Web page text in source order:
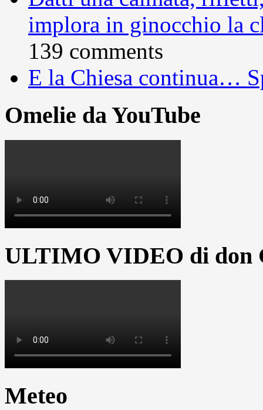
implora in ginocchio la
139 comments
E la Chiesa continua…
Omelie da YouTube
ULTIMO VIDEO di don
Meteo